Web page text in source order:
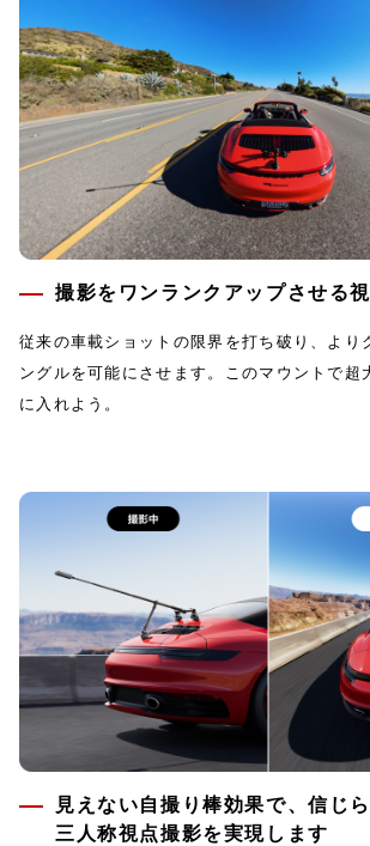
撮影をワンランクアップさせる
従来の車載ショットの限界を打ち破り、より
ングルを可能にさせます。このマウントで超
に入れよう。
見えない自撮り棒効果で、信じ
三人称視点撮影を実現します